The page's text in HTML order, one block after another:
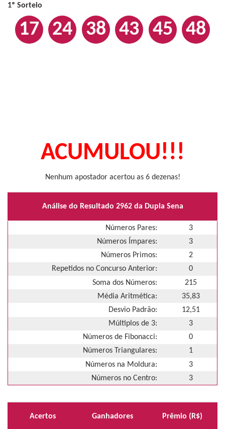
1º Sorteio
17 24 38 43 45 48
ACUMULOU!!!
Nenhum apostador acertou as 6 dezenas!
Análise do Resultado 2962 da Dupla Sena
Números Pares:
3
Números Ímpares:
3
Números Primos:
2
Repetidos no Concurso Anterior:
0
Soma dos Números:
215
Média Aritmética:
35,83
Desvio Padrão:
12,51
Múltiplos de 3:
3
Números de Fibonacci:
0
Números Triangulares:
1
Números na Moldura:
3
Números no Centro:
3
Acertos Ganhadores Prêmio (R$)